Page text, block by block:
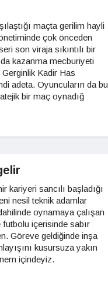
maçta gerilim hayli
çok önceden
son viraja sıkıntılı bir
kazanma mecburiyeti
Kadir Has
adeta. Oyuncuların da bu
bir maç oynadığ
kariyeri sancılı başladığı
nesil teknik adamlar
oynamaya çalışan
içerisinde sabır
Göreve geldiğinde inşa
kusursuza yakın
içindeyiz.